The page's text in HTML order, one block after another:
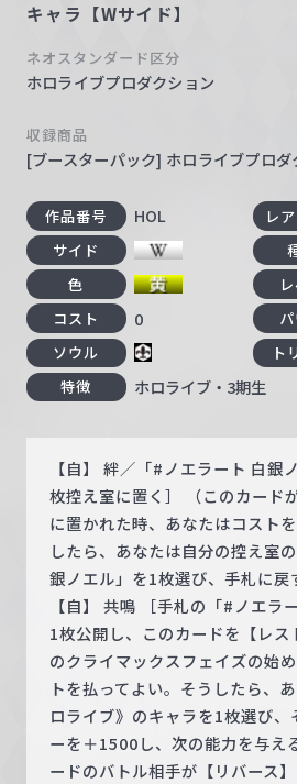
キャラ【Wサイド】
ネオスタンダード区分
ホロライブプロダクション
収録商品
[ブースターパック] ホロライブプロダ
作品番号 HOL レ
サイド
色
コスト 0
ソウル ト
特徴 ホロライブ・3期生
【自】 絆／「#ノエラート 白銀
枚控え室に置く］ （このカード
に置かれた時、あなたはコスト
したら、あなたは自分の控え室
銀ノエル」を1枚選び、手札に戻
【自】 共鳴 ［手札の「#ノエラ
1枚公開し、このカードを【レス
のクライマックスフェイズの始
トを払ってよい。そうしたら、
ロライブ》のキャラを1枚選び、
ーを＋1500し、次の能力を与え
ードのバトル相手が【リバース